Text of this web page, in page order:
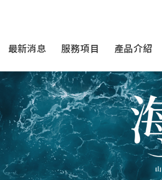
最新消息 服務項目 產品介紹